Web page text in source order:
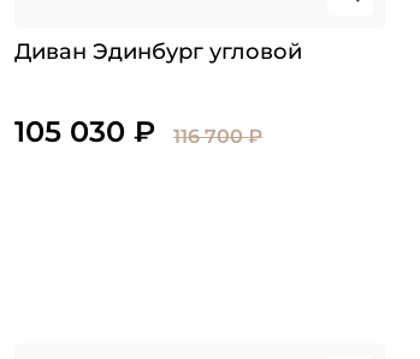
Диван Эдинбург угловой
105 030 ₽ 116 700 ₽